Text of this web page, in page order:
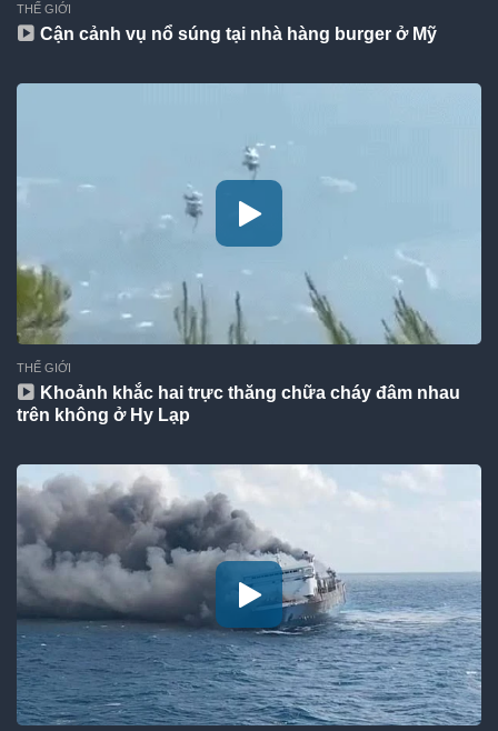
THẾ GIỚI
Cận cảnh vụ nổ súng tại nhà hàng burger ở Mỹ
THẾ GIỚI
Khoảnh khắc hai trực thăng chữa cháy đâm nhau
trên không ở Hy Lạp